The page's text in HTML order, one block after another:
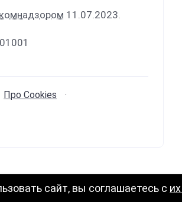
11.07.2023.
Про Cookies
сайт, вы соглашаетесь с